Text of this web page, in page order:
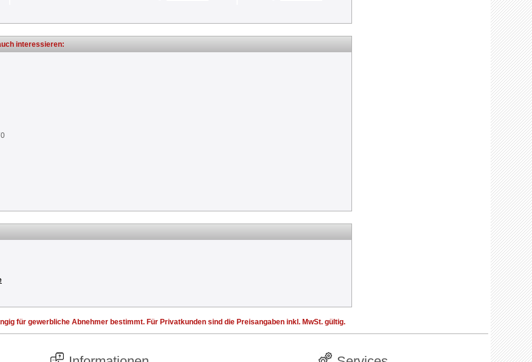
interessieren:
für gewerbliche Abnehmer bestimmt. Für Privatkunden sind die Preisangaben inkl. MwSt. gültig.